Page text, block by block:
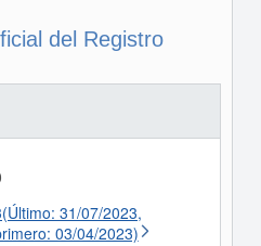
del Registro
31/07/2023,
03/04/2023)